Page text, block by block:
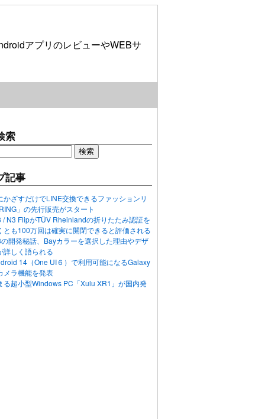
アプリのレビューやWEBサ
索
記事
かざすだけでLINE交換できるファッションリ
」の先行販売がスタート
/ N3 FlipがTÜV Rheinlandの折りたたみ認証を
とも100万回は確実に開閉できると評価される
開発秘話、Bayカラーを選択した理由やデザ
詳しく語られる
14（One UI６）で利用可能になるGalaxy
メラ機能を発表
る超小型Windows PC「Xulu XR1」が国内発